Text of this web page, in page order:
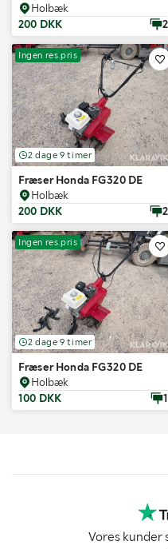
Holbæk
200 DKK
2
Ingen res.pris
2 dage 9 timer
Fræser Honda FG320 DE
Holbæk
200 DKK
2
Ingen res.pris
2 dage 9 timer
Fræser Honda FG320 DE
Holbæk
100 DKK
1
Vores kunder